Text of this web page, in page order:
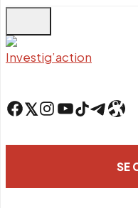
to
main
Facebook Twitter Instagram YouTube TikTok TelegramLien
SE